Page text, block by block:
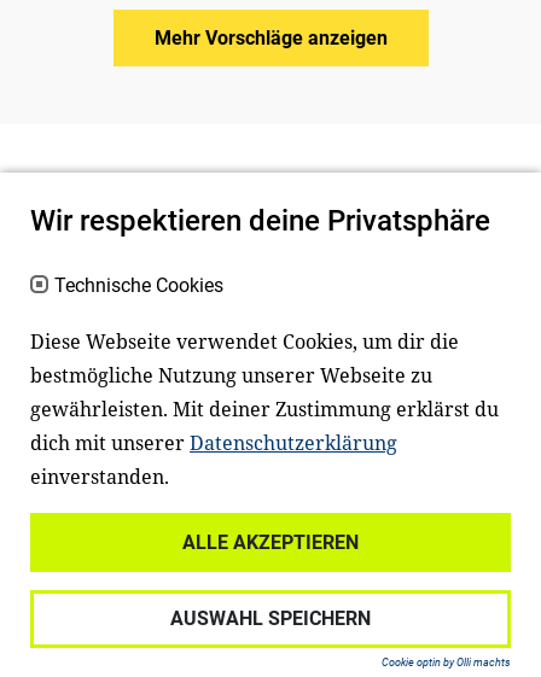
Mehr Vorschläge anzeigen
Newsletter
Facebook LinkedIn
Datenschutz
Haftungsausschluss
Impressum
Wir respektieren deine Privatsphäre
Technische Cookies
Diese Webseite verwendet Cookies, um dir die
bestmögliche Nutzung unserer Webseite zu
gewährleisten. Mit deiner Zustimmung erklärst du
dich mit unsererDatenschutzerklärung
einverstanden.
ALLE AKZEPTIEREN
AUSWAHL SPEICHERN
Cookie optin by Olli machts